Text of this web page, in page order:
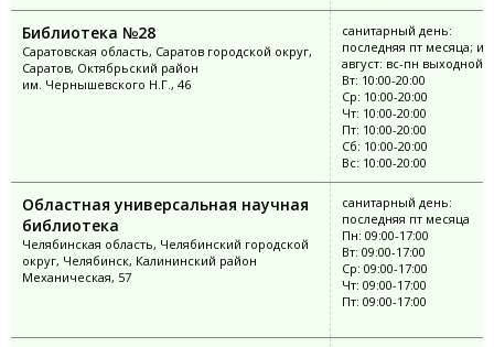
Библиотека №28
Саратовская область, Саратов городской округ,
Саратов, Октябрьский район
им. Чернышевского Н.Г., 46
санитарный день:
последняя пт месяца;
август: вс-пн выходной
Вт: 10:00-20:00
Ср: 10:00-20:00
Чт: 10:00-20:00
Пт: 10:00-20:00
Сб: 10:00-20:00
Вс: 10:00-20:00
Областная универсальная научная
библиотека
Челябинская область, Челябинский городской
округ, Челябинск, Калининский район
Механическая, 57
санитарный день:
последняя пт месяца
Пн: 09:00-17:00
Вт: 09:00-17:00
Ср: 09:00-17:00
Чт: 09:00-17:00
Пт: 09:00-17:00